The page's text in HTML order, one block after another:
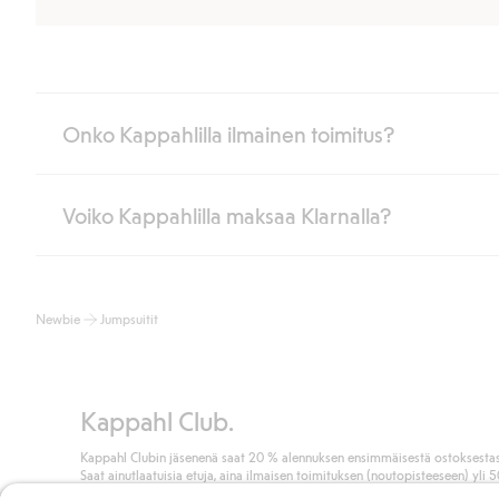
Onko Kappahlilla ilmainen toimitus?
Jos olet Kappahl Clubin jäsen, saat aina ilmaisen toimituksen
Lue lisää
Voiko Kappahlilla maksaa Klarnalla?
Newbie Jumpsuitit
Kappahl Club.
Kappahl Clubin jäsenenä saat 20 % alennuksen ensimmäisestä
Saat ainutlaatuisia etuja, aina ilmaisen toimituksen (noutopisteeseen) yli